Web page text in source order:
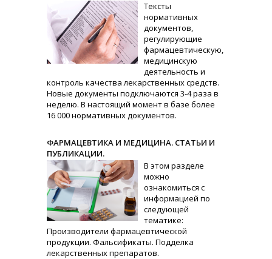
Тексты
нормативных
документов,
регулирующие
фармацевтическую,
медицинскую
деятельность и
контроль качества лекарственных средств.
Новые документы подключаются 3-4 раза в
неделю. В настоящий момент в базе более
16 000 нормативных документов.
ФАРМАЦЕВТИКА И МЕДИЦИНА. СТАТЬИ И
ПУБЛИКАЦИИ.
В этом разделе
можно
ознакомиться с
информацией по
следующей
тематике:
Производители фармацевтической
продукции. Фальсификаты. Подделка
лекарственных препаратов.